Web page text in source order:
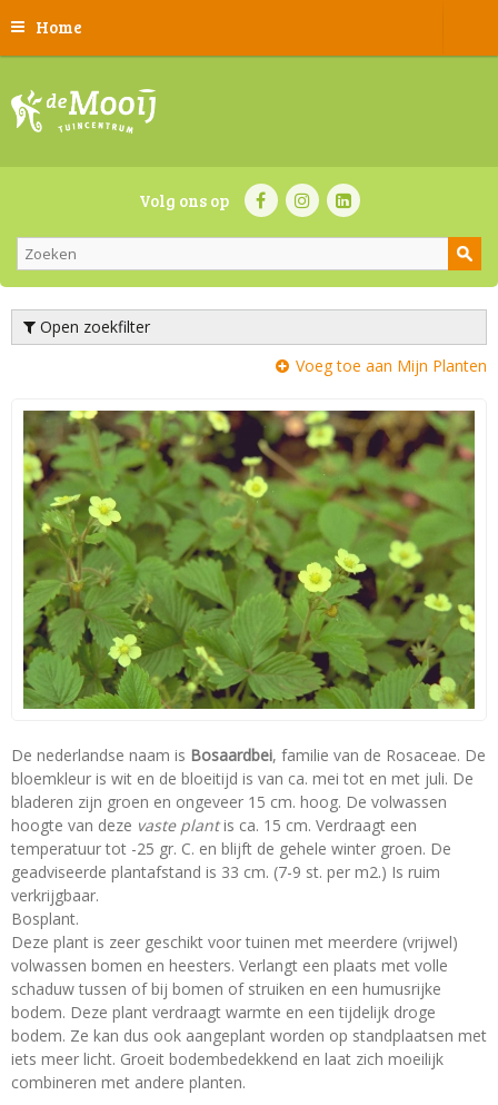
Home
Volg ons op
Open zoekfilter
Voeg toe aan Mijn Planten
De nederlandse naam is Bosaardbei, familie van de Rosaceae. De
bloemkleur is wit en de bloeitijd is van ca. mei tot en met juli. De
bladeren zijn groen en ongeveer 15 cm. hoog. De volwassen
hoogte van deze vaste plantis ca. 15 cm. Verdraagt een
temperatuur tot -25 gr. C. en blijft de gehele winter groen. De
geadviseerde plantafstand is 33 cm. (7-9 st. per m2.) Is ruim
verkrijgbaar.
Bosplant.
Deze plant is zeer geschikt voor tuinen met meerdere (vrijwel)
volwassen bomen en heesters. Verlangt een plaats met volle
schaduw tussen of bij bomen of struiken en een humusrijke
bodem. Deze plant verdraagt warmte en een tijdelijk droge
bodem. Ze kan dus ook aangeplant worden op standplaatsen met
iets meer licht. Groeit bodembedekkend en laat zich moeilijk
combineren met andere planten.